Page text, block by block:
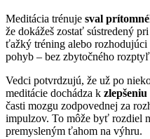
Meditácia trénuje sval
že dokážeš zostať sústredený
ťažký tréning alebo
pohyb – bez zbytočného
Vedci potvrdzujú, že už po
meditácie dochádza k
časti mozgu zodpovednej za
impulzov. To môže byť rozdiel
premysleným ťahom na výhru.